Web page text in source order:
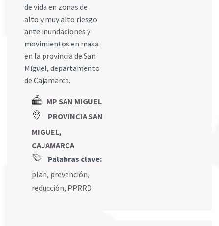
de vida en zonas de
alto y muy alto riesgo
ante inundaciones y
movimientos en masa
en la provincia de San
Miguel, departamento
de Cajamarca.
MP SAN MIGUEL
PROVINCIA SAN
MIGUEL,
CAJAMARCA
Palabras clave:
plan, prevención,
reducción, PPRRD